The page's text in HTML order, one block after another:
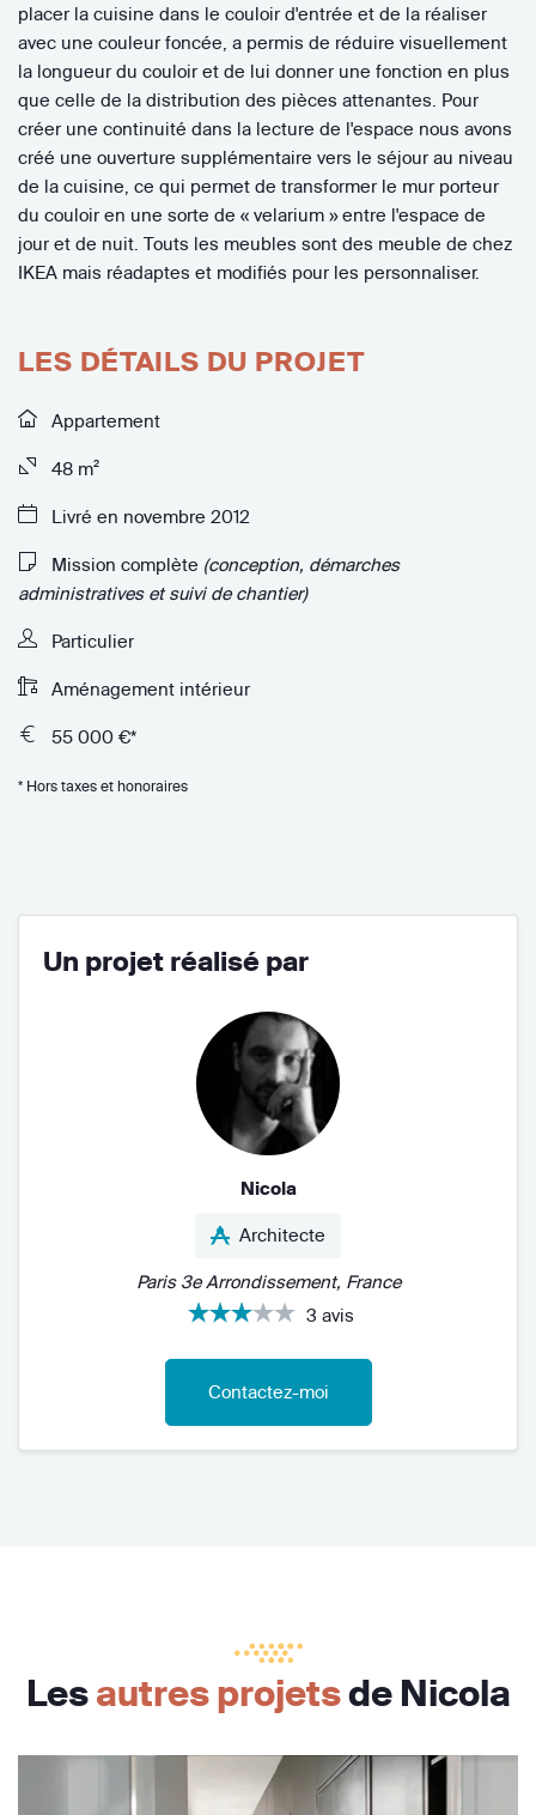
placer la cuisine dans le couloir d'entrée et de la réaliser
avec une couleur foncée, a permis de réduire visuellement
la longueur du couloir et de lui donner une fonction en plus
que celle de la distribution des pièces attenantes. Pour
créer une continuité dans la lecture de l'espace nous avons
créé une ouverture supplémentaire vers le séjour au niveau
de la cuisine, ce qui permet de transformer le mur porteur
du couloir en une sorte de « velarium » entre l'espace de
jour et de nuit. Touts les meubles sont des meuble de chez
IKEA mais réadaptes et modifiés pour les personnaliser.
LES DÉTAILS DU PROJET
Appartement
48 m²
Livré en novembre 2012
Mission complète (conception, démarches
administratives et suivi de chantier)
Particulier
Aménagement intérieur
55 000 €*
* Hors taxes et honoraires
Un projet réalisé par
Nicola
Architecte
Paris 3e Arrondissement, France
3 avis
Contactez-moi
Lesautres projetsde Nicola